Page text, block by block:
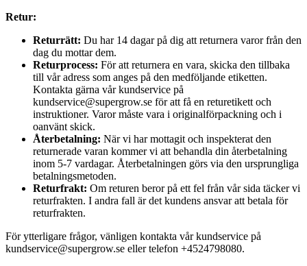
Retur:
Returrätt: Du har 14 dagar på dig att returnera varor från den
dag du mottar dem.
Returprocess: För att returnera en vara, skicka den tillbaka
till vår adress som anges på den medföljande etiketten.
Kontakta gärna vår kundservice på
kundservice@supergrow.se för att få en returetikett och
instruktioner. Varor måste vara i originalförpackning och i
oanvänt skick.
Återbetalning: När vi har mottagit och inspekterat den
returnerade varan kommer vi att behandla din återbetalning
inom 5-7 vardagar. Återbetalningen görs via den ursprungliga
betalningsmetoden.
Returfrakt: Om returen beror på ett fel från vår sida täcker vi
returfrakten. I andra fall är det kundens ansvar att betala för
returfrakten.
För ytterligare frågor, vänligen kontakta vår kundservice på
kundservice@supergrow.se eller telefon +4524798080.